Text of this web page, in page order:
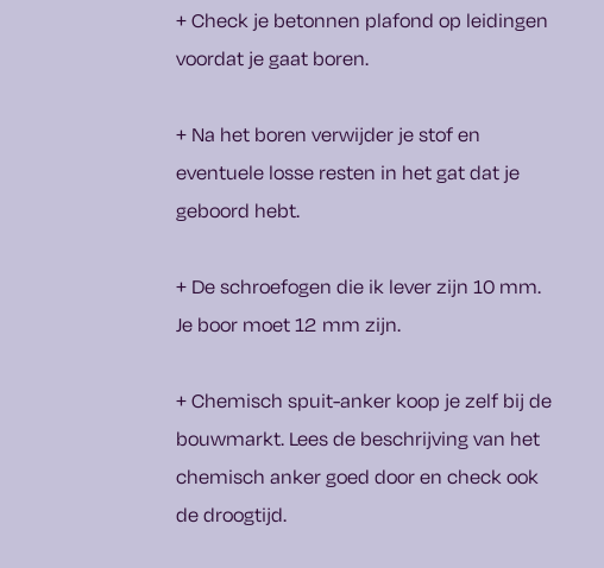
+ Check je betonnen plafond op leidingen
voordat je gaat boren.
+ Na het boren verwijder je stof en
eventuele losse resten in het gat dat je
geboord hebt.
+ De schroefogen die ik lever zijn 10 mm.
Je boor moet 12 mm zijn.
+ Chemisch spuit-anker koop je zelf bij de
bouwmarkt. Lees de beschrijving van het
chemisch anker goed door en check ook
de droogtijd.